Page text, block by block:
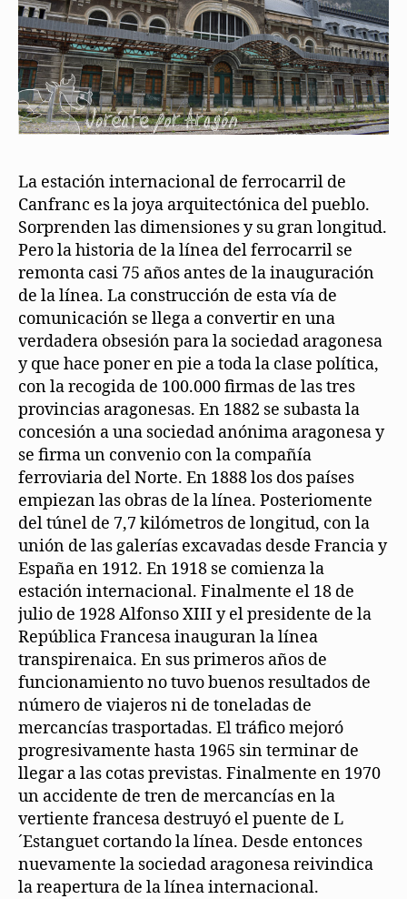
La estación internacional de ferrocarril de
Canfranc es la joya arquitectónica del pueblo.
Sorprenden las dimensiones y su gran longitud.
Pero la historia de la línea del ferrocarril se
remonta casi 75 años antes de la inauguración
de la línea. La construcción de esta vía de
comunicación se llega a convertir en una
verdadera obsesión para la sociedad aragonesa
y que hace poner en pie a toda la clase política,
con la recogida de 100.000 firmas de las tres
provincias aragonesas. En 1882 se subasta la
concesión a una sociedad anónima aragonesa y
se firma un convenio con la compañía
ferroviaria del Norte. En 1888 los dos países
empiezan las obras de la línea. Posteriomente
del túnel de 7,7 kilómetros de longitud, con la
unión de las galerías excavadas desde Francia y
España en 1912. En 1918 se comienza la
estación internacional. Finalmente el 18 de
julio de 1928 Alfonso XIII y el presidente de la
República Francesa inauguran la línea
transpirenaica. En sus primeros años de
funcionamiento no tuvo buenos resultados de
número de viajeros ni de toneladas de
mercancías trasportadas. El tráfico mejoró
progresivamente hasta 1965 sin terminar de
llegar a las cotas previstas. Finalmente en 1970
un accidente de tren de mercancías en la
vertiente francesa destruyó el puente de L
´Estanguet cortando la línea. Desde entonces
nuevamente la sociedad aragonesa reivindica
la reapertura de la línea internacional.